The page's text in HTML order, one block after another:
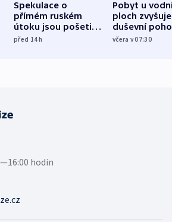
Spekulace o
přímém ruském
útoku jsou pošetilé,
míní estonský
před 14h
Pobyt u
ploch zvyšuje
duševní
ukázala
včera v 07:30
hodin